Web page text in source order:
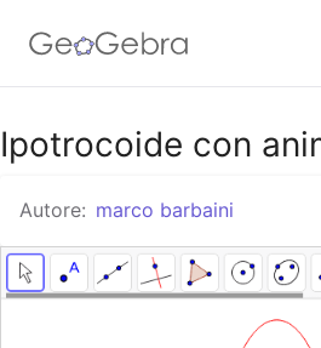
Google Classroom
GeoGebra Classroom
Ipotrocoide con
Autore: marco barbaini